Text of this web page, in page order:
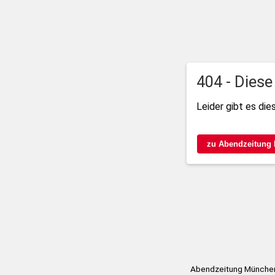
404 -
Leider gibt es
zu Abendzeitung
Abendzeitung